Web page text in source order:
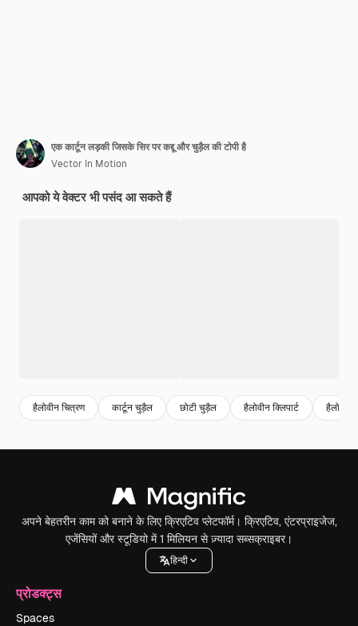
एक कार्टून लड़की जिसके सिर पर कद्दू और चुड़ैल की टोपी है
Vector In Motion
आपको ये वेक्टर भी पसंद आ सकते हैं
हैलोवीन चित्रण कार्टून चुड़ैल छोटी चुड़ैल हैलोवीन क्लिपार्ट हैलोवीन
अपने बेहतरीन काम को बनाने के लिए क्रिएटिव प्लेटफॉर्म। क्रिएटिव, एंटरप्राइजेज,
एजेंसियों और स्टूडियो में 1 मिलियन से ज़्यादा सब्सक्राइबर।
हिन्दी
प्रोडक्ट्स
Spaces